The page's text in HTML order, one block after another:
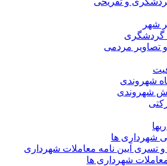
شهر
گردشگری
تصاویر مردمی
شهروندی
شهروندی
شهرداری ها
و تسری آیین نامه معاملات شهرداری
معاملات شهرداری ها